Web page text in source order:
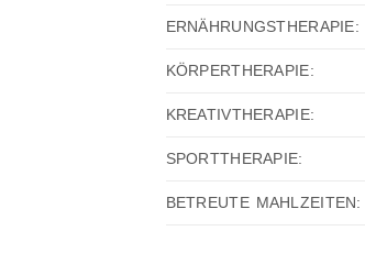
ERNÄHRUNGSTHERAPIE:
KÖRPERTHERAPIE:
KREATIVTHERAPIE:
SPORTTHERAPIE:
BETREUTE MAHLZEITEN: